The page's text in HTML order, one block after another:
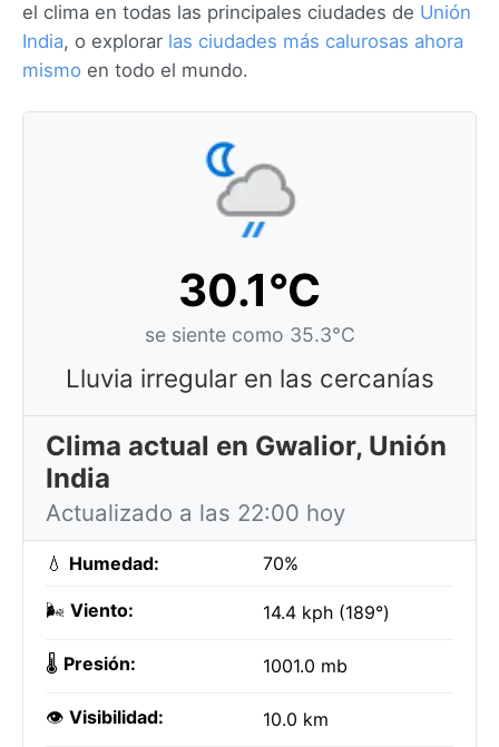
el clima en todas las principales ciudades de Unión
India, o explorar las ciudades más calurosas ahora
mismo en todo el mundo.
30.1°C
se siente como 35.3°C
Lluvia irregular en las cercanías
Clima actual en Gwalior, Unión
India
Actualizado a las 22:00 hoy
💧 Humedad: 70%
🌬️ Viento: 14.4 kph (189°)
🌡️ Presión: 1001.0 mb
👁️ Visibilidad: 10.0 km